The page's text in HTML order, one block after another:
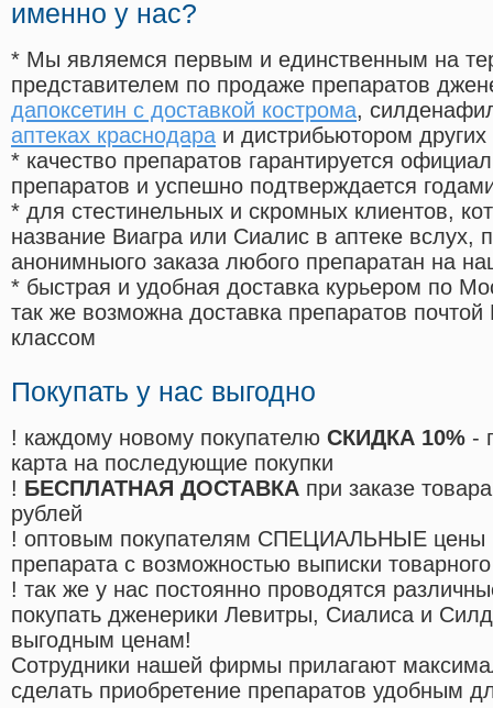
именно у нас?
* Мы являемся первым и единственным на
представителем по продаже препаратов
дапоксетин с доставкой кострома,
аптеках краснодара и дистрибьютором
* качество препаратов гарантируется
препаратов и успешно подтверждается
* для стестинельных и скромных клиентов,
название Виагра или Сиалис в аптеке вслух,
анонимныого заказа любого препаратан на
* быстрая и удобная доставка курьером по
так же возможна доставка препаратов
классом
Покупать у нас выгодно
! каждому новому покупателю СКИДКА 10% -
карта на последующие покупки
! БЕСПЛАТНАЯ ДОСТАВКА при заказе
рублей
! оптовым покупателям СПЕЦИАЛЬНЫЕ цены
препарата с возможностью выписки
! так же у нас постоянно проводятся
покупать дженерики Левитры, Сиалиса и
выгодным ценам!
Cотрудники нашей фирмы прилагают
сделать приобретение препаратов удобным